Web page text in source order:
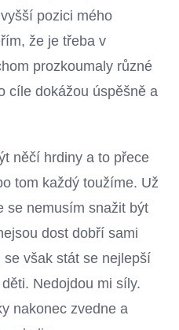
pozici mého
že je třeba v
prozkoumaly různé
cíle dokážou úspěšně a
něčí hrdiny a to přece
tom každý toužíme. Už
se nemusím snažit být
dost dobří sami
však stát se nejlepší
Nedojdou mi síly.
nakonec zvedne a